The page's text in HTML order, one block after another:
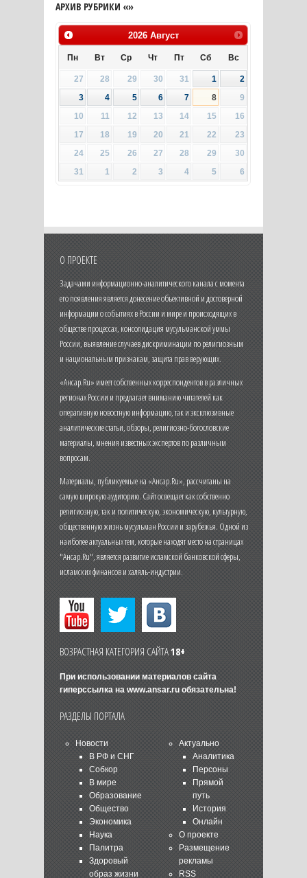
АРХИВ РУБРИКИ «»
2026 Август
Пн Вт Ср Чт Пт Сб Вс
27 28 29 30 31 1
2
3
4 5 6 7 8
9
10
11 12 13 14 15
16
17
18 19 20 21 22
23
24
25 26 27 28 29
30
31
1 2 3 4 5 6
О ПРОЕКТЕ
Задачами информационно-аналитического канала с момента
его появления является донесение объективной и достоверной
информации о событиях в России и мире и происходящих в
обществе процессах, консолидация мусульманской уммы
России, выявление случаев дискриминации по религиозным
и национальным признакам, защита прав верующих.
«Ансар.Ru» имеет собственных корреспондентов в различных
регионах России и предлагает вниманию читателей как
оперативную новостную информацию, так и эксклюзивные
аналитические статьи, обзоры, религиозно-богословские
материалы, мнения известных экспертов по различным
вопросам.
Материалы, публикуемые на «Ансар.Ru», рассчитаны на
самую широкую аудиторию. Сайт освещает как собственно
религиозную, так и политическую, экономическую, культурную,
общественную жизнь мусульман России и зарубежья. Одной из
наиболее актуальных тем, которые находят место на страницах
"Ансар.Ru", является развитие исламской банковской сферы,
исламских финансов и халяль-индустрии.
ВОЗРАСТНАЯ КАТЕГОРИЯ САЙТА18+
При использовании материалов сайта
гиперссылка на www.ansar.ruобязательна!
РАЗДЕЛЫ ПОРТАЛА
Новости
В РФ и СНГ
Собкор
В мире
Образование
Общество
Экономика
Наука
Палитра
Здоровый
образ жизни
Актуально
Аналитика
Персоны
Прямой
путь
История
Онлайн
О проекте
Размещение
рекламы
RSS